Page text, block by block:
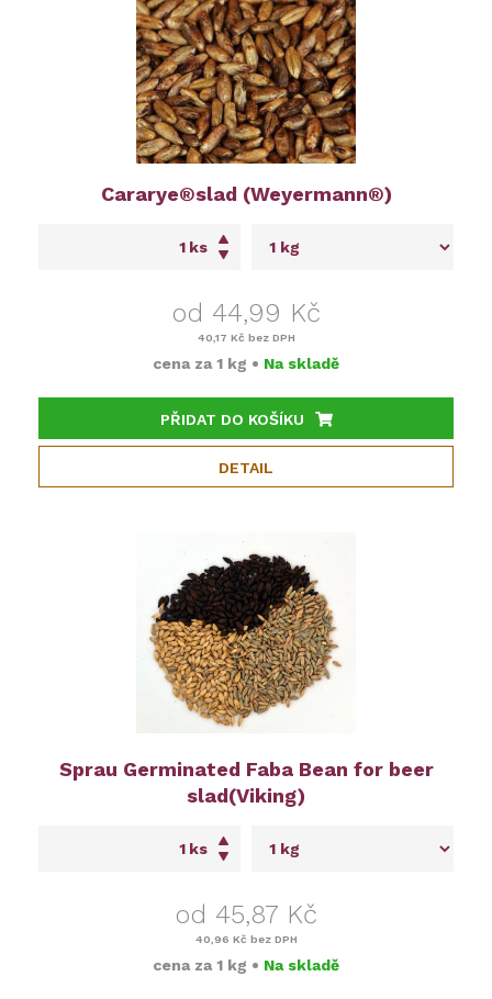
Cararye®slad (Weyermann®)
ks
od 44,99 Kč
40,17 Kč bez DPH
cena za 1 kg • Na skladě
PŘIDAT DO KOŠÍKU
DETAIL
Sprau Germinated Faba Bean for beer
slad(Viking)
ks
od 45,87 Kč
40,96 Kč bez DPH
cena za 1 kg • Na skladě